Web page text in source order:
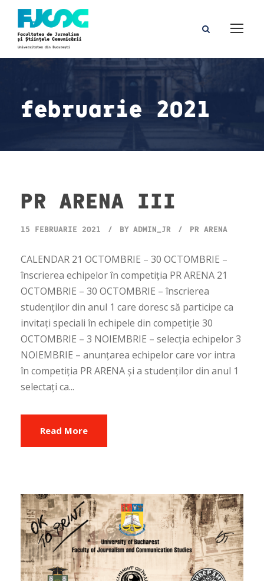
februarie 2021
PR ARENA III
15 FEBRUARIE 2021 BY ADMIN_JR PR ARENA
CALENDAR 21 OCTOMBRIE – 30 OCTOMBRIE –
înscrierea echipelor în competiția PR ARENA 21
OCTOMBRIE – 30 OCTOMBRIE – înscrierea
studenților din anul 1 care doresc să participe ca
invitați speciali în echipele din competiție 30
OCTOMBRIE – 3 NOIEMBRIE – selecția echipelor 3
NOIEMBRIE – anunțarea echipelor care vor intra
în competiția PR ARENA și a studenților din anul 1
selectați ca...
Read More